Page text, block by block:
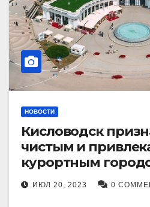
НОВОСТИ
Кисловодск
чистым и
курортным
ИЮЛ 20, 2023 0